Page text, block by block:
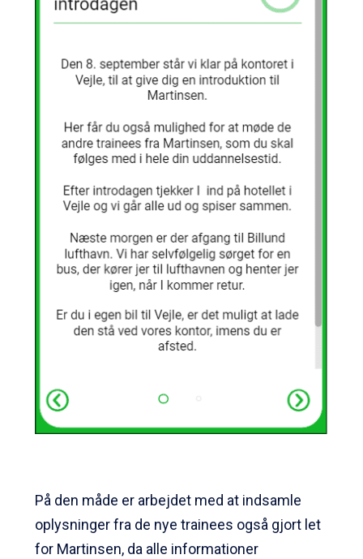
På den måde er arbejdet med at indsamle
oplysninger fra de nye trainees også gjort let
for Martinsen, da alle informationer